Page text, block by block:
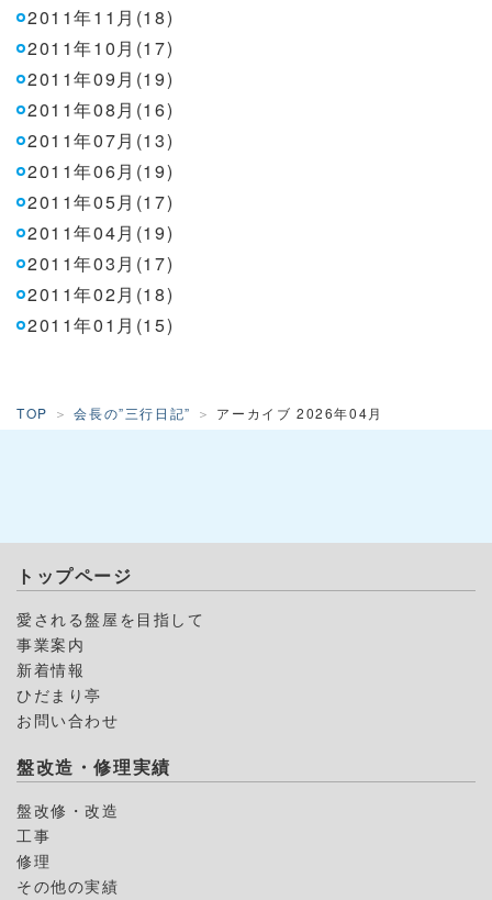
2011年11月(18)
2011年10月(17)
2011年09月(19)
2011年08月(16)
2011年07月(13)
2011年06月(19)
2011年05月(17)
2011年04月(19)
2011年03月(17)
2011年02月(18)
2011年01月(15)
TOP 会長の”三行日記” アーカイブ 2026年04月
トップページ
愛される盤屋を目指して
事業案内
新着情報
ひだまり亭
お問い合わせ
盤改造・修理実績
盤改修・改造
工事
修理
その他の実績